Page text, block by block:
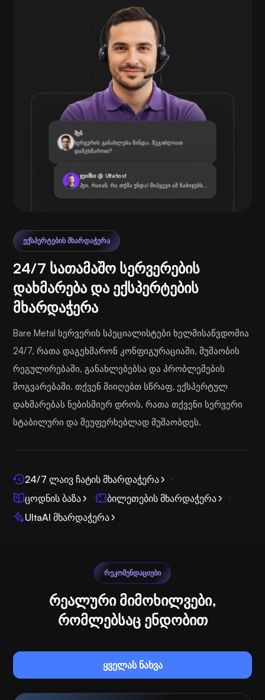
შენ
სერვერის განახლება მინდა. შეგიძლიათ
დამეხმაროთ?
ჯეიმსი @ Ultahost
ჰეი, რაიან, რა თქმა უნდა! მიჰყევი ამ ნაბიჯებს...
ᲔᲥᲡᲞᲔᲠᲢᲔᲑᲘᲡ ᲛᲮᲐᲠᲓᲐᲭᲔᲠᲐ
24/7 სათამაშო სერვერების
დახმარება და ექსპერტების
მხარდაჭერა
Bare Metal სერვერის სპეციალისტები ხელმისაწვდომია
24/7, რათა დაგეხმარონ კონფიგურაციაში, მუშაობის
რეგულირებაში, განახლებებსა და პრობლემების
მოგვარებაში. თქვენ მიიღებთ სწრაფ, ექსპერტულ
დახმარებას ნებისმიერ დროს, რათა თქვენი სერვერი
სტაბილური და შეუფერხებლად მუშაობდეს.
24/7 ლაივ ჩატის მხარდაჭერა
ცოდნის ბაზა
ბილეთების მხარდაჭერა
UltaAI მხარდაჭერა
ᲠᲔᲙᲝᲛᲔᲜᲓᲐᲪᲘᲔᲑᲘ
რეალური მიმოხილვები,
რომლებსაც ენდობით
ყველას ნახვა